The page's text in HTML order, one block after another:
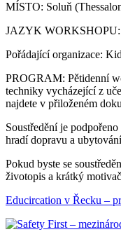
MÍSTO: Soluň
JAZYK WORKSHOPU:
Pořádající organizace:
PROGRAM: Pětidenní
techniky vycházející z
najdete v přiloženém
Soustředění je
hradí dopravu a
Pokud byste se
životopis a krátký
Educircation v Řecku –